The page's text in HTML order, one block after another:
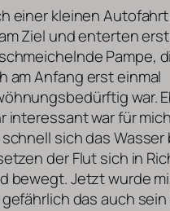
einer kleinen
Ziel und enterten
Pampe,
am Anfang erst einmal
war.
interessant war für
sich das Wasser
der Flut sich in
bewegt. Jetzt wurde
das auch sein